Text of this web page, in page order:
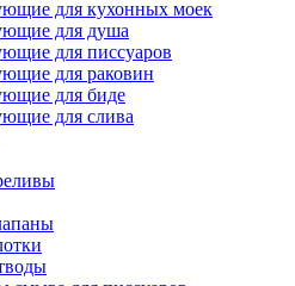
для кухонных моек
для душа
для писсуаров
для раковин
для биде
для слива